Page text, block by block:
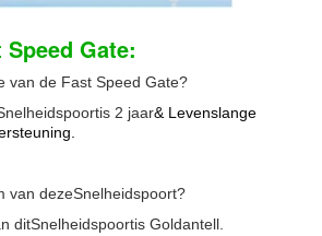
Speed Gate:
van de Fast Speed Gate?
is 2 jaar& Levenslange
van dezeSnelheidspoort?
ditSnelheidspoortis Goldantell.